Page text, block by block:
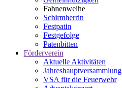
Fahnenweihe
Schirmherrin
Festpatin
Festgefolge
Patenbitten
Förderverein
Aktuelle Aktivitäten
Jahreshauptversammlung
VSA für die Feuerwehr